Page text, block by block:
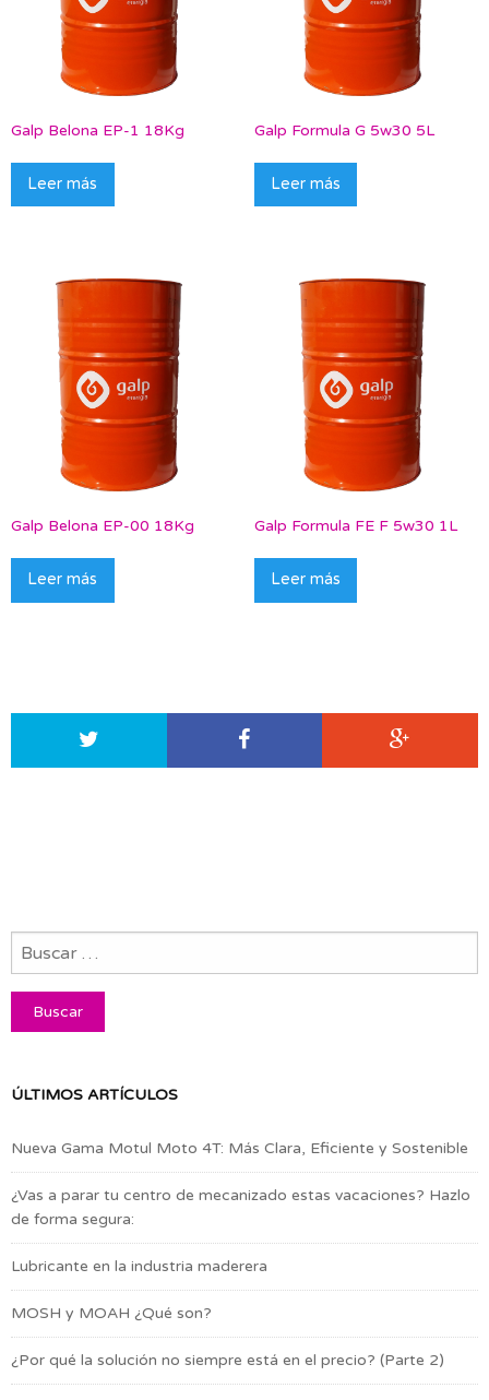
Galp Belona EP-1 18Kg
Leer más
Galp Formula G 5w30 5L
Leer más
Galp Belona EP-00 18Kg
Leer más
Galp Formula FE F 5w30 1L
Leer más
ÚLTIMOS ARTÍCULOS
Nueva Gama Motul Moto 4T: Más Clara, Eficiente y Sostenible
¿Vas a parar tu centro de mecanizado estas vacaciones? Hazlo
de forma segura:
Lubricante en la industria maderera
MOSH y MOAH ¿Qué son?
¿Por qué la solución no siempre está en el precio? (Parte 2)